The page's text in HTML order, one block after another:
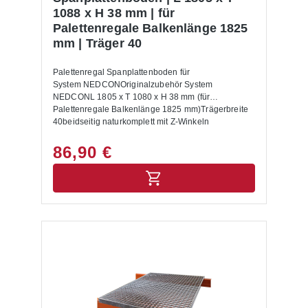
gleichmäßig verteilte Last. Die Palettenregale sind
nicht zur Aufstellung im Außenbereich geeignet.Die
Anlieferung erfolgt zerlegt mit Aufbauanleitung.
1088 x H 38 mm | für
Palettenregale Balkenlänge 1825
mm | Träger 40
Palettenregal Spanplattenboden für
System NEDCONOriginalzubehör System
NEDCONL 1805 x T 1080 x H 38 mm (für
Palettenregale Balkenlänge 1825 mm)Trägerbreite
40beidseitig naturkomplett mit Z-Winkeln
86,90 €